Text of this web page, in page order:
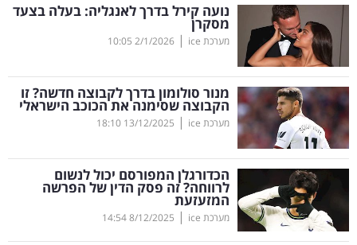
מדדים
ומחקרים
דעות
רכילות
עסקית
קריפטו
ויראלי
נועה קירל בדרך לאנגליה: בעלה בצעד
מסקרן
מערכת ice |
2/1/2026
10:05
מנור סולומון בדרך לקבוצה חדשה? זו
הקבוצה שסימנה את הכוכב הישראלי
מערכת ice |
13/12/2025
18:10
הכדורגלן המפורסם יכול לנשום
לרווחה? זה פסק הדין של הפרשה
המזעזעת
מערכת ice |
8/12/2025
14:54